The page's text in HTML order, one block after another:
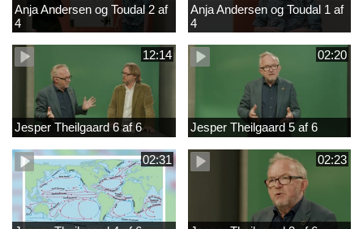
Anja Andersen og Toudal 2 af
4
Anja Andersen og Toudal 1 af
4
12:14
Jesper Theilgaard 6 af 6
02:20
Jesper Theilgaard 5 af 6
02:31 02:23